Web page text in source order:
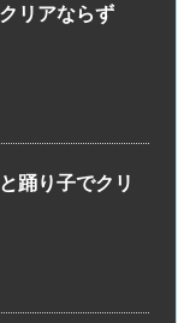
リアならず
踊り子でクリ